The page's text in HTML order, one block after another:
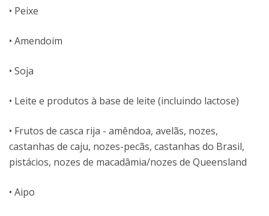
• Peixe
• Amendoim
• Soja
• Leite e produtos à base de leite (incluindo lactose)
• Frutos de casca rija - amêndoa, avelãs, nozes,
castanhas de caju, nozes-pecãs, castanhas do Brasil,
pistácios, nozes de macadâmia/nozes de Queensland
• Aipo